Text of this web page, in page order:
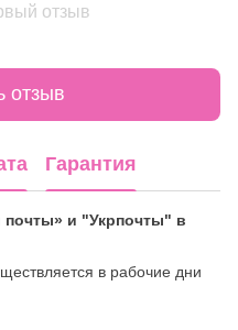
отзыв
отзыв
Гарантия
и "Укрпочты" в
в рабочие дни